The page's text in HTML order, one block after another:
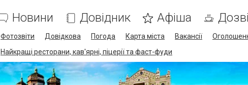
Новини Довідник Афіша
Фотозвіти Довідкова Погода Карта міста Вакансії
Найкращі ресторани, кав'ярні, піцерії та фаст-фуди